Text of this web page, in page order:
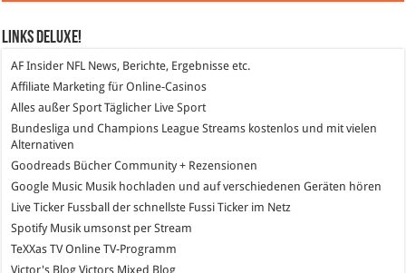
Links DeLuXe!
AF Insider NFL News, Berichte, Ergebnisse etc.
Affiliate Marketing für Online-Casinos
Alles außer SportTäglicher Live Sport
Bundesliga und Champions League Streams kostenlos und mit vielen
Alternativen
Goodreads Bücher Community + Rezensionen
Google Music Musik hochladen und auf verschiedenen Geräten hören
Live Ticker Fussball
der schnellste Fussi Ticker im Netz
SpotifyMusik umsonst per Stream
TeXXas TVOnline TV-Programm
Victor's Blog Victors Mixed Blog